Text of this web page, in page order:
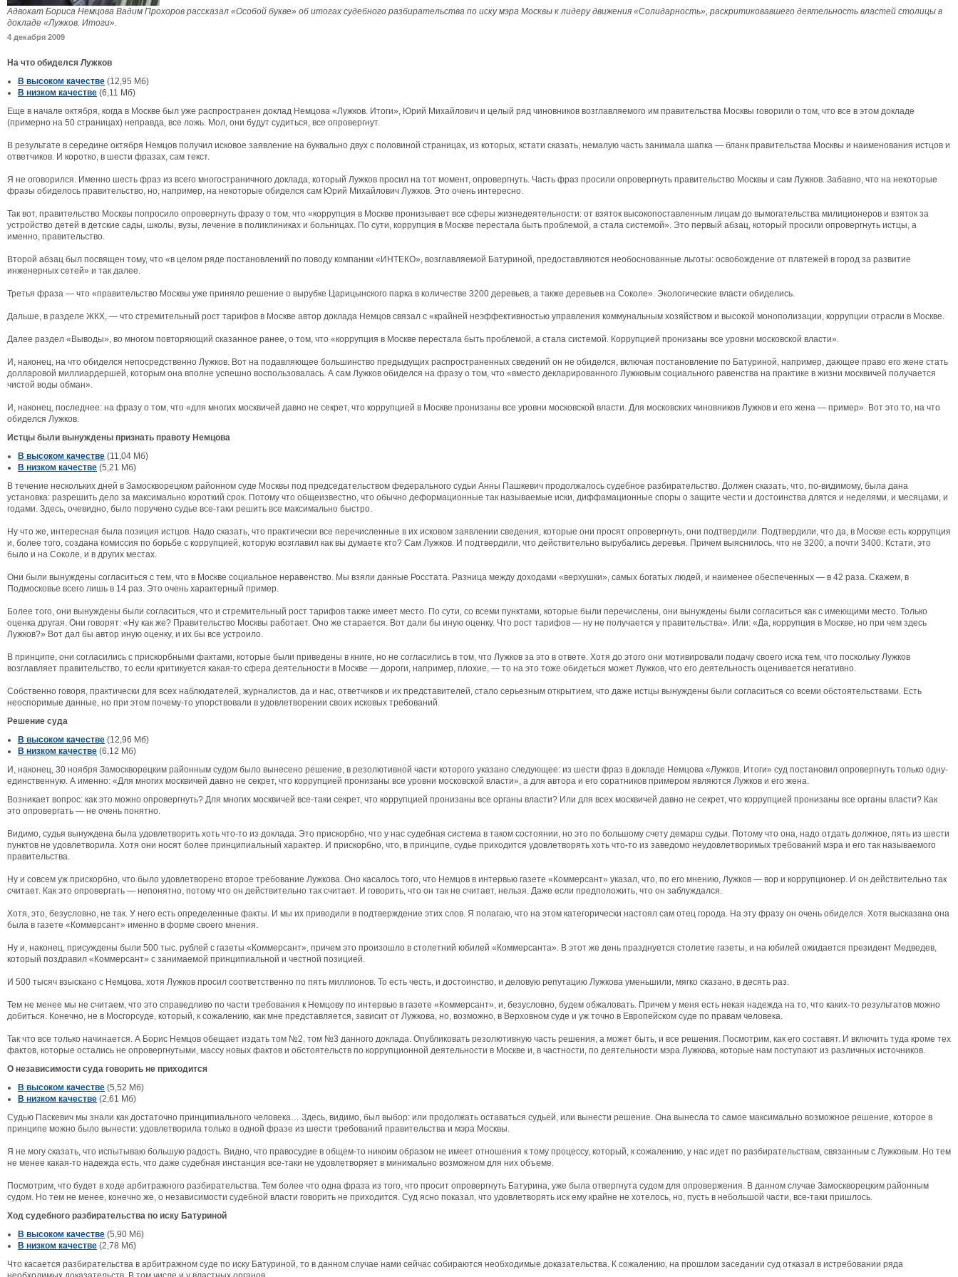
Адвокат Бориса Немцова Вадим Прохоров рассказал «Особой букве» об итогах судебного разбирательства по иску мэра Москвы к лидеру движения «Солидарность», раскритиковавшего деятельность властей столицы в
докладе «Лужков. Итоги».
4 декабря 2009
На что обиделся Лужков
В высоком качестве (12,95 Мб)
В низком качестве (6,11 Мб)
Еще в начале октября, когда в Москве был уже распространен доклад Немцова «Лужков. Итоги», Юрий Михайлович и целый ряд чиновников возглавляемого им правительства Москвы говорили о том, что все в этом докладе
(примерно на 50 страницах) неправда, все ложь. Мол, они будут судиться, все опровергнут.
В результате в середине октября Немцов получил исковое заявление на буквально двух с половиной страницах, из которых, кстати сказать, немалую часть занимала шапка — бланк правительства Москвы и наименования истцов и
ответчиков. И коротко, в шести фразах, сам текст.
Я не оговорился. Именно шесть фраз из всего многостраничного доклада, который Лужков просил на тот момент, опровергнуть. Часть фраз просили опровергнуть правительство Москвы и сам Лужков. Забавно, что на некоторые
фразы обиделось правительство, но, например, на некоторые обиделся сам Юрий Михайлович Лужков. Это очень интересно.
Так вот, правительство Москвы попросило опровергнуть фразу о том, что «коррупция в Москве пронизывает все сферы жизнедеятельности: от взяток высокопоставленным лицам до вымогательства милиционеров и взяток за
устройство детей в детские сады, школы, вузы, лечение в поликлиниках и больницах. По сути, коррупция в Москве перестала быть проблемой, а стала системой». Это первый абзац, который просили опровергнуть истцы, а
именно, правительство.
Второй абзац был посвящен тому, что «в целом ряде постановлений по поводу компании «ИНТЕКО», возглавляемой Батуриной, предоставляются необоснованные льготы: освобождение от платежей в город за развитие
инженерных сетей» и так далее.
Третья фраза — что «правительство Москвы уже приняло решение о вырубке Царицынского парка в количестве 3200 деревьев, а также деревьев на Соколе». Экологические власти обиделись.
Дальше, в разделе ЖКХ, — что стремительный рост тарифов в Москве автор доклада Немцов связал с «крайней неэффективностью управления коммунальным хозяйством и высокой монополизации, коррупции отрасли в Москве.
Далее раздел «Выводы», во многом повторяющий сказанное ранее, о том, что «коррупция в Москве перестала быть проблемой, а стала системой. Коррупцией пронизаны все уровни московской власти».
И, наконец, на что обиделся непосредственно Лужков. Вот на подавляющее большинство предыдущих распространенных сведений он не обиделся, включая постановление по Батуриной, например, дающее право его жене стать
долларовой миллиардершей, которым она вполне успешно воспользовалась. А сам Лужков обиделся на фразу о том, что «вместо декларированного Лужковым социального равенства на практике в жизни москвичей получается
чистой воды обман».
И, наконец, последнее: на фразу о том, что «для многих москвичей давно не секрет, что коррупцией в Москве пронизаны все уровни московской власти. Для московских чиновников Лужков и его жена — пример». Вот это то, на что
обиделся Лужков.
Истцы были вынуждены признать правоту Немцова
В высоком качестве (11,04 Мб)
В низком качестве (5,21 Мб)
В течение нескольких дней в Замоскворецком районном суде Москвы под председательством федерального судьи Анны Пашкевич продолжалось судебное разбирательство. Должен сказать, что, по-видимому, была дана
установка: разрешить дело за максимально короткий срок. Потому что общеизвестно, что обычно деформационные так называемые иски, диффамационные споры о защите чести и достоинства длятся и неделями, и месяцами, и
годами. Здесь, очевидно, было поручено судье все-таки решить все максимально быстро.
Ну что же, интересная была позиция истцов. Надо сказать, что практически все перечисленные в их исковом заявлении сведения, которые они просят опровергнуть, они подтвердили. Подтвердили, что да, в Москве есть коррупция
и, более того, создана комиссия по борьбе с коррупцией, которую возглавил как вы думаете кто? Сам Лужков. И подтвердили, что действительно вырубались деревья. Причем выяснилось, что не 3200, а почти 3400. Кстати, это
было и на Соколе, и в других местах.
Они были вынуждены согласиться с тем, что в Москве социальное неравенство. Мы взяли данные Росстата. Разница между доходами «верхушки», самых богатых людей, и наименее обеспеченных — в 42 раза. Скажем, в
Подмосковье всего лишь в 14 раз. Это очень характерный пример.
Более того, они вынуждены были согласиться, что и стремительный рост тарифов также имеет место. По сути, со всеми пунктами, которые были перечислены, они вынуждены были согласиться как с имеющими место. Только
оценка другая. Они говорят: «Ну как же? Правительство Москвы работает. Оно же старается. Вот дали бы иную оценку. Что рост тарифов — ну не получается у правительства». Или: «Да, коррупция в Москве, но при чем здесь
Лужков?» Вот дал бы автор иную оценку, и их бы все устроило.
В принципе, они согласились с прискорбными фактами, которые были приведены в книге, но не согласились в том, что Лужков за это в ответе. Хотя до этого они мотивировали подачу своего иска тем, что поскольку Лужков
возглавляет правительство, то если критикуется какая-то сфера деятельности в Москве — дороги, например, плохие, — то на это тоже обидеться может Лужков, что его деятельность оценивается негативно.
Собственно говоря, практически для всех наблюдателей, журналистов, да и нас, ответчиков и их представителей, стало серьезным открытием, что даже истцы вынуждены были согласиться со всеми обстоятельствами. Есть
неоспоримые данные, но при этом почему-то упорствовали в удовлетворении своих исковых требований.
Решение суда
В высоком качестве (12,96 Мб)
В низком качестве (6,12 Мб)
И, наконец, 30 ноября Замоскворецким районным судом было вынесено решение, в резолютивной части которого указано следующее: из шести фраз в докладе Немцова «Лужков. Итоги» суд постановил опровергнуть только одну-
единственную. А именно: «Для многих москвичей давно не секрет, что коррупцией пронизаны все уровни московской власти», а для автора и его соратников примером являются Лужков и его жена.
Возникает вопрос: как это можно опровергнуть? Для многих москвичей все-таки секрет, что коррупцией пронизаны все органы власти? Или для всех москвичей давно не секрет, что коррупцией пронизаны все органы власти? Как
это опровергать — не очень понятно.
Видимо, судья вынуждена была удовлетворить хоть что-то из доклада. Это прискорбно, что у нас судебная система в таком состоянии, но это по большому счету демарш судьи. Потому что она, надо отдать должное, пять из шести
пунктов не удовлетворила. Хотя они носят более принципиальный характер. И прискорбно, что, в принципе, судье приходится удовлетворять хоть что-то из заведомо неудовлетворимых требований мэра и его так называемого
правительства.
Ну и совсем уж прискорбно, что было удовлетворено второе требование Лужкова. Оно касалось того, что Немцов в интервью газете «Коммерсант» указал, что, по его мнению, Лужков — вор и коррупционер. И он действительно так
считает. Как это опровергать — непонятно, потому что он действительно так считает. И говорить, что он так не считает, нельзя. Даже если предположить, что он заблуждался.
Хотя, это, безусловно, не так. У него есть определенные факты. И мы их приводили в подтверждение этих слов. Я полагаю, что на этом категорически настоял сам отец города. На эту фразу он очень обиделся. Хотя высказана она
была в газете «Коммерсант» именно в форме своего мнения.
Ну и, наконец, присуждены были 500 тыс. рублей с газеты «Коммерсант», причем это произошло в столетний юбилей «Коммерсанта». В этот же день празднуется столетие газеты, и на юбилей ожидается президент Медведев,
который поздравил «Коммерсант» с занимаемой принципиальной и честной позицией.
И 500 тысяч взыскано с Немцова, хотя Лужков просил соответственно по пять миллионов. То есть честь, и достоинство, и деловую репутацию Лужкова уменьшили, мягко сказано, в десять раз.
Тем не менее мы не считаем, что это справедливо по части требования к Немцову по интервью в газете «Коммерсант», и, безусловно, будем обжаловать. Причем у меня есть некая надежда на то, что каких-то результатов можно
добиться. Конечно, не в Мосгорсуде, который, к сожалению, как мне представляется, зависит от Лужкова, но, возможно, в Верховном суде и уж точно в Европейском суде по правам человека.
Так что все только начинается. А Борис Немцов обещает издать том №2, том №3 данного доклада. Опубликовать резолютивную часть решения, а может быть, и все решения. Посмотрим, как его составят. И включить туда кроме тех
фактов, которые остались не опровергнутыми, массу новых фактов и обстоятельств по коррупционной деятельности в Москве и, в частности, по деятельности мэра Лужкова, которые нам поступают из различных источников.
О независимости суда говорить не приходится
В высоком качестве (5,52 Мб)
В низком качестве (2,61 Мб)
Судью Паскевич мы знали как достаточно принципиального человека… Здесь, видимо, был выбор: или продолжать оставаться судьей, или вынести решение. Она вынесла то самое максимально возможное решение, которое в
принципе можно было вынести: удовлетворила только в одной фразе из шести требований правительства и мэра Москвы.
Я не могу сказать, что испытываю большую радость. Видно, что правосудие в общем-то никоим образом не имеет отношения к тому процессу, который, к сожалению, у нас идет по разбирательствам, связанным с Лужковым. Но тем
не менее какая-то надежда есть, что даже судебная инстанция все-таки не удовлетворяет в минимально возможном для них объеме.
Посмотрим, что будет в ходе арбитражного разбирательства. Тем более что одна фраза из того, что просит опровергнуть Батурина, уже была отвергнута судом для опровержения. В данном случае Замоскворецким районным
судом. Но тем не менее, конечно же, о независимости судебной власти говорить не приходится. Суд ясно показал, что удовлетворять иск ему крайне не хотелось, но, пусть в небольшой части, все-таки пришлось.
Ход судебного разбирательства по иску Батуриной
В высоком качестве (5,90 Мб)
В низком качестве (2,78 Мб)
Что касается разбирательства в арбитражном суде по иску Батуриной, то в данном случае нами сейчас собираются необходимые доказательства. К сожалению, на прошлом заседании суд отказал в истребовании ряда